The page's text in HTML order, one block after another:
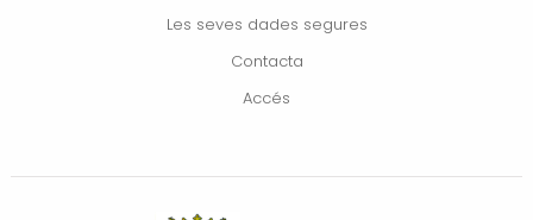
Les seves dades segures
Contacta
Accés